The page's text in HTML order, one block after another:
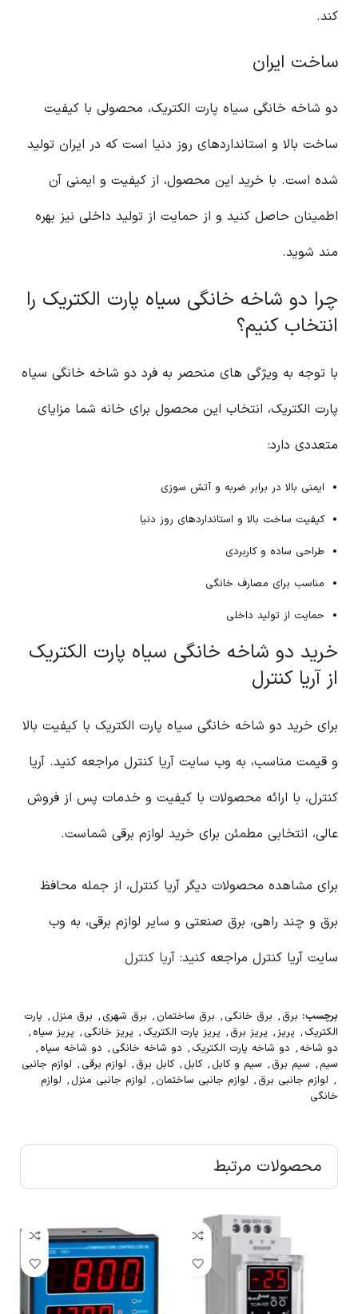
کند.
ساخت ایران
دو شاخه خانگی سیاه پارت الکتریک، محصولی با کیفیت
ساخت بالا و استانداردهای روز دنیا است که در ایران تولید
شده است. با خرید این محصول، از کیفیت و ایمنی آن
اطمینان حاصل کنید و از حمایت از تولید داخلی نیز بهره
مند شوید.
چرا دو شاخه خانگی سیاه پارت الکتریک را
انتخاب کنیم؟
با توجه به ویژگی های منحصر به فرد دو شاخه خانگی سیاه
پارت الکتریک، انتخاب این محصول برای خانه شما مزایای
متعددی دارد:
ایمنی بالا در برابر ضربه و آتش سوزی
کیفیت ساخت بالا و استانداردهای روز دنیا
طراحی ساده و کاربردی
مناسب برای مصارف خانگی
حمایت از تولید داخلی
خرید دو شاخه خانگی سیاه پارت الکتریک
از آریا کنترل
برای خرید دو شاخه خانگی سیاه پارت الکتریک با کیفیت بالا
و قیمت مناسب، به وب سایت آریا کنترل مراجعه کنید. آریا
کنترل، با ارائه محصولات با کیفیت و خدمات پس از فروش
عالی، انتخابی مطمئن برای خرید لوازم برقی شماست.
برای مشاهده محصولات دیگر آریا کنترل، از جمله محافظ
برق و چند راهی، برق صنعتی و سایر لوازم برقی، به وب
سایت آریا کنترل مراجعه کنید: آریا کنترل
برچسب: برق , برق خانگی , برق ساختمان , برق شهری , برق منزل , پارت
الکتریک , پریز, پریز برق , پریز پارت الکتریک , پریز خانگی , پریز سیاه ,
دو شاخه , دو شاخه پارت الکتریک , دو شاخه خانگی , دو شاخه سیاه ,
سیم , سیم برق , سیم و کابل , کابل , کابل برق , لوازم برقی , لوازم جانبی
, لوازم جانبی برق , لوازم جانبی ساختمان , لوازم جانبی منزل , لوازم
خانگی
محصولات مرتبط